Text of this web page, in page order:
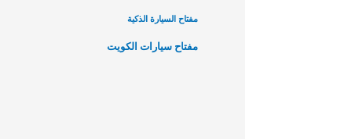
مفتاح السيارة الذكية
مفتاح سيارات الكويت